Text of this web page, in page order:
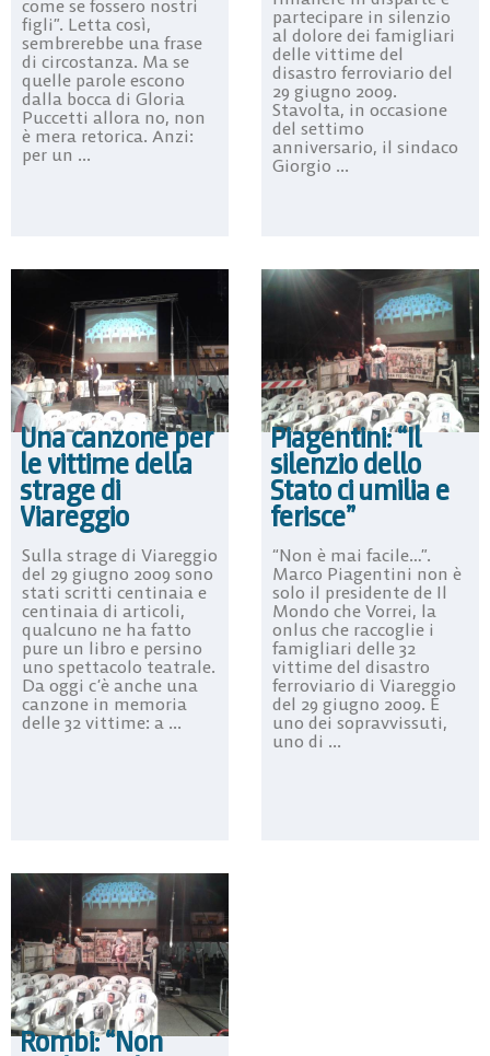
come se fossero nostri
figli”. Letta così,
sembrerebbe una frase
di circostanza. Ma se
quelle parole escono
dalla bocca di Gloria
Puccetti allora no, non
è mera retorica. Anzi:
per un ...
partecipare in silenzio
al dolore dei famigliari
delle vittime del
disastro ferroviario del
29 giugno 2009.
Stavolta, in occasione
del settimo
anniversario, il sindaco
Giorgio ...
Una canzone per
le vittime della
strage di
Viareggio
Sulla strage di Viareggio
del 29 giugno 2009 sono
stati scritti centinaia e
centinaia di articoli,
qualcuno ne ha fatto
pure un libro e persino
uno spettacolo teatrale.
Da oggi c’è anche una
canzone in memoria
delle 32 vittime: a ...
Piagentini: “Il
silenzio dello
Stato ci umilia e
ferisce”
“Non è mai facile…”.
Marco Piagentini non è
solo il presidente de Il
Mondo che Vorrei, la
onlus che raccoglie i
famigliari delle 32
vittime del disastro
ferroviario di Viareggio
del 29 giugno 2009. È
uno dei sopravvissuti,
uno di ...
Rombi: “Non